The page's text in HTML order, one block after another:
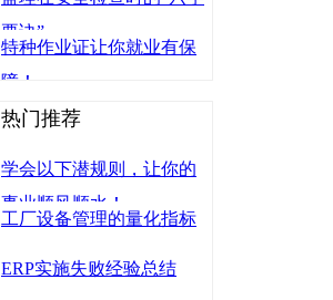
要诀”
特种作业证让你就业有保
障！
热门推荐
学会以下潜规则，让你的
事业顺风顺水！
工厂设备管理的量化指标
ERP实施失败经验总结